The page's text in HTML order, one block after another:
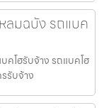
ลมฉบัง รถแบค
โฮรับจ้าง รถแบคโฮ
รับจ้าง